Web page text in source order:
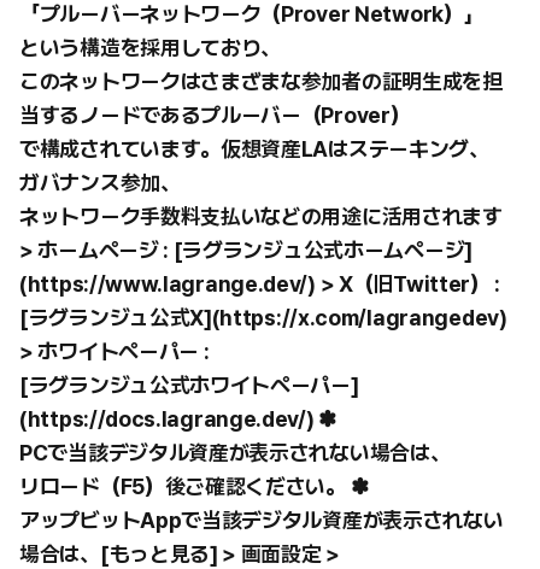
「プルーバーネットワーク（Prover Network）」
という構造を採用しており、
このネットワークはさまざまな参加者の証明生成を担
当するノードであるプルーバー（Prover）
で構成されています。仮想資産LAはステーキング、
ガバナンス参加、
ネットワーク手数料支払いなどの用途に活用されます
> ホームページ : [ラグランジュ公式ホームページ]
(https://www.lagrange.dev/) > X（旧Twitter） :
[ラグランジュ公式X](https://x.com/lagrangedev)
> ホワイトペーパー :
[ラグランジュ公式ホワイトペーパー]
(https://docs.lagrange.dev/) ✽
PCで当該デジタル資産が表示されない場合は、
リロード（F5）後ご確認ください。 ✽
アップビットAppで当該デジタル資産が表示されない
場合は、[もっと見る] > 画面設定 >